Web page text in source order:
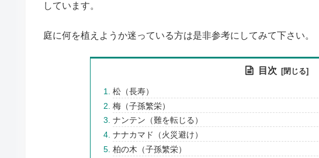
しています。
庭に何を植えようか迷っている方は是非参考にしてみて下さい。
目次
松（長寿）
梅（子孫繁栄）
ナンテン（難を転じる）
ナナカマド（火災避け）
柏の木（子孫繁栄）